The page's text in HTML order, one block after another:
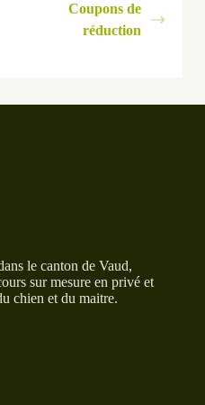
Coupons de
réduction
le canton de Vaud,
sur mesure en privé et
chien et du maitre.